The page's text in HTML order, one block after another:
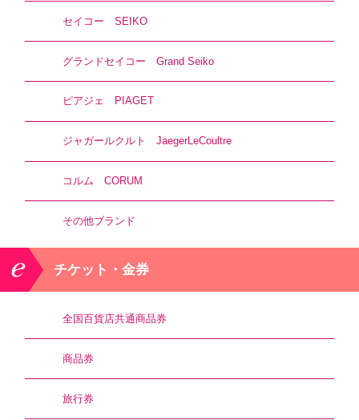
セイコー SEIKO
グランドセイコー Grand Seiko
ピアジェ PIAGET
ジャガールクルト JaegerLeCoultre
コルム CORUM
その他ブランド
チケット・金券
全国百貨店共通商品券
商品券
旅行券